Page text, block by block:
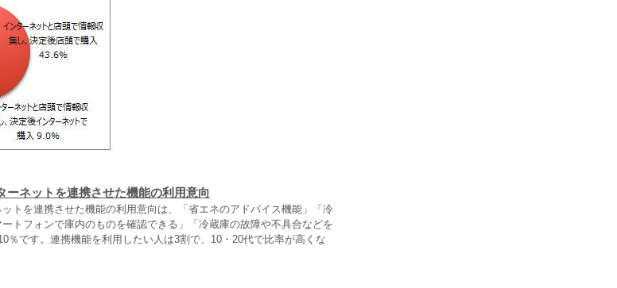
ーネットを連携させた機能の利用意向
トを連携させた機能の利用意向は、「省エネのアドバイス機能」「冷
トフォンで庫内のものを確認できる」「冷蔵庫の故障や不具合などを
％です。連携機能を利用したい人は3割で、10・20代で比率が高くな